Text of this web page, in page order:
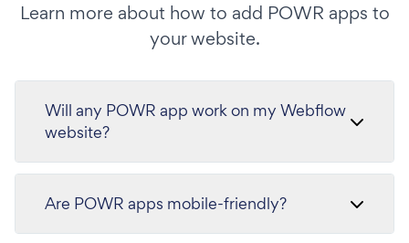
Learn more about how to add POWR apps to
your website.
Will any POWR app work on my Webflow
website?
Are POWR apps mobile-friendly?